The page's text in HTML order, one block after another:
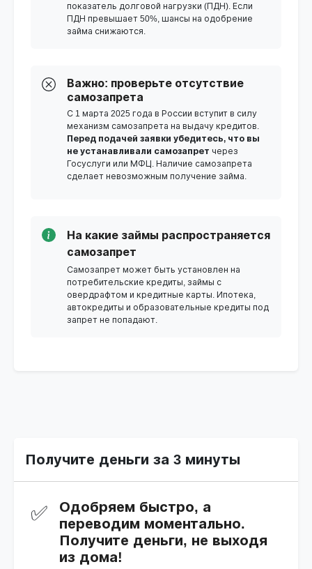
показатель долговой нагрузки (ПДН). Если
ПДН превышает 50%, шансы на одобрение
займа снижаются.
Важно: проверьте отсутствие
самозапрета
С 1 марта 2025 года в России вступит в силу
механизм самозапрета на выдачу кредитов.
Перед подачей заявки убедитесь, что вы
не устанавливали самозапрет через
Госуслуги или МФЦ. Наличие самозапрета
сделает невозможным получение займа.
На какие займы распространяется
самозапрет
Самозапрет может быть установлен на
потребительские кредиты, займы с
овердрафтом и кредитные карты. Ипотека,
автокредиты и образовательные кредиты под
запрет не попадают.
Получите деньги за 3 минуты
✅
Одобряем быстро, а
переводим моментально.
Получите деньги, не выходя
из дома!